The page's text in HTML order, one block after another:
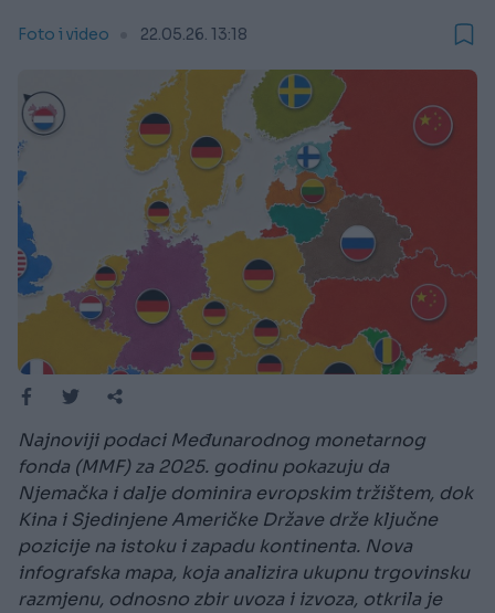
Foto i video 22.05.26. 13:18
Najnoviji podaci Međunarodnog monetarnog
fonda (MMF) za 2025. godinu pokazuju da
Njemačka i dalje dominira evropskim tržištem, dok
Kina i Sjedinjene Američke Države drže ključne
pozicije na istoku i zapadu kontinenta. Nova
infografska mapa, koja analizira ukupnu trgovinsku
razmjenu, odnosno zbir uvoza i izvoza, otkrila je